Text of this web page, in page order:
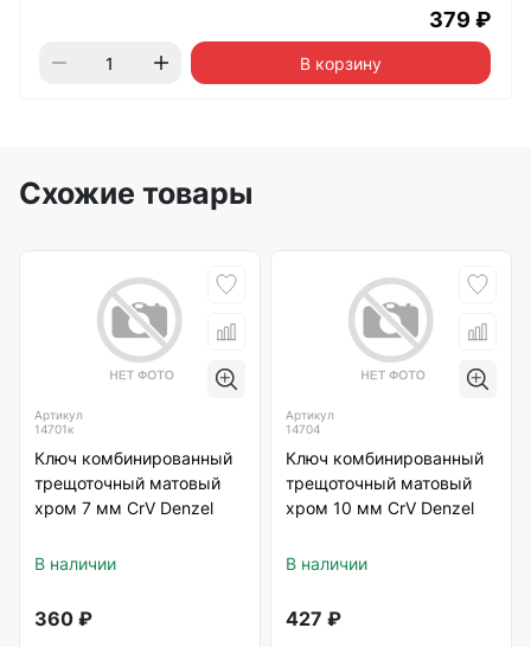
379 ₽
В корзину
Схожие товары
Артикул
14701к
Ключ комбинированный
трещоточный матовый
хром 7 мм CrV Denzel
В наличии
360 ₽
Артикул
14704
Ключ комбинированный
трещоточный матовый
хром 10 мм CrV Denzel
В наличии
427 ₽